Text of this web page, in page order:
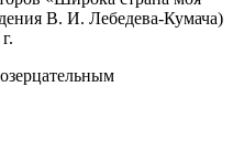
В. И. Лебедева-Кумача)